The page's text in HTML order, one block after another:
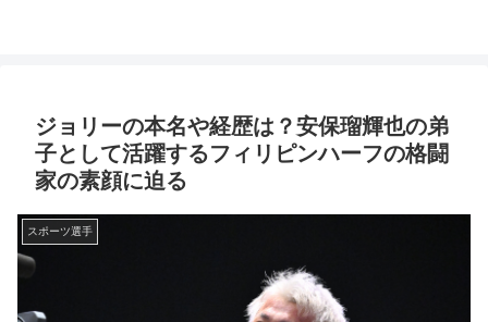
ジョリーの本名や経歴は？安保瑠輝也の弟
子として活躍するフィリピンハーフの格闘
家の素顔に迫る
スポーツ選手